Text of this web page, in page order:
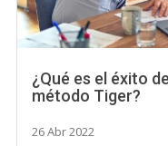
¿Qué es el éxito
método Tiger?
26 Abr 2022